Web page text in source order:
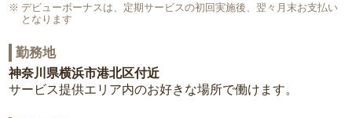
デビューボーナスは、定期サービスの初回実施後、翌々月末お支払い
となります
勤務地
神奈川県横浜市港北区付近
サービス提供エリア内のお好きな場所で働けます。